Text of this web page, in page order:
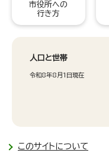
市役所への
行き方
人口と世帯
令和8年8月1日現在
このサイトについて